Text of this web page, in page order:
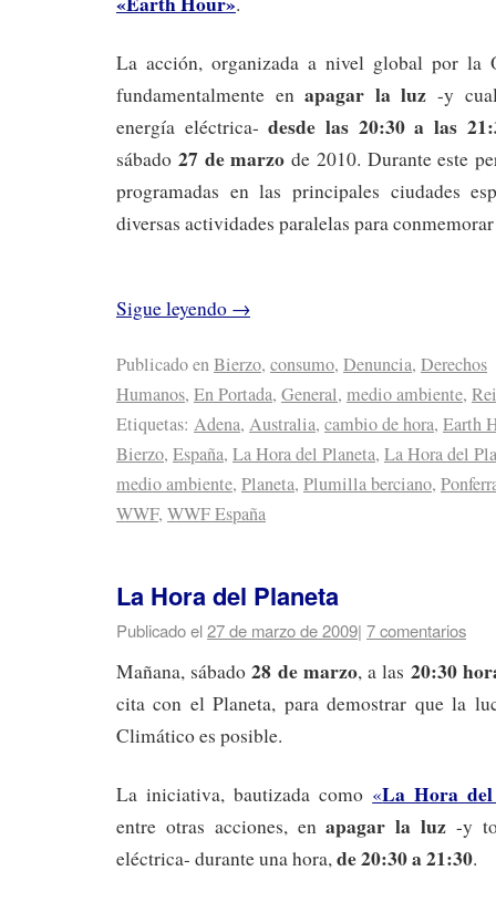
La acción, organizada a nivel global por
fundamentalmente enapagar la luz -y
energía eléctrica-desde las 20:30 a las
sábado 27 de marzo de 2010. Durante este
programadas en las principales ciudades
diversas actividades paralelas para
Sigue leyendo →
Publicado enBierzo, consumo, Denuncia, Derechos
Humanos, En Portada, General, medio ambiente,
Etiquetas: Adena, Australia, cambio de hora, Earth
Bierzo, España, La Hora del Planeta, La Hora del
medio ambiente, Planeta, Plumilla berciano,
WWF, WWF España
La Hora del Planeta
Publicado el27 de marzo de 2009| 7 comentarios
Mañana, sábado28 de marzo, a las 20:30
cita con el Planeta, para demostrar que la
Climático es posible.
La iniciativa, bautizada como «La Hora del
entre otras acciones, enapagar la luz -y
eléctrica- durante una hora,de 20:30 a 21:30.